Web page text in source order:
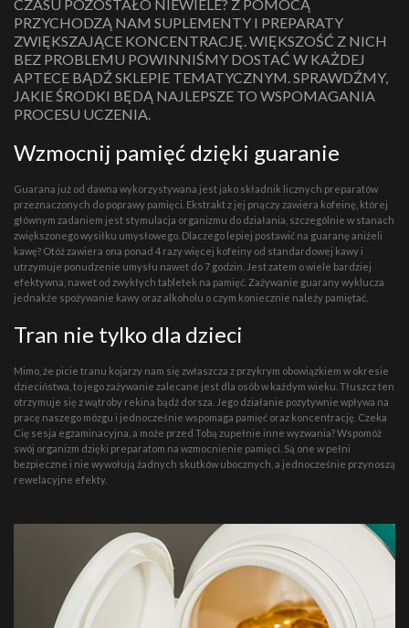
CZASU POZOSTAŁO NIEWIELE? Z POMOCĄ
PRZYCHODZĄ NAM SUPLEMENTY I PREPARATY
ZWIĘKSZAJĄCE KONCENTRACJĘ. WIĘKSZOŚĆ Z NICH
BEZ PROBLEMU POWINNIŚMY DOSTAĆ W KAŻDEJ
APTECE BĄDŹ SKLEPIE TEMATYCZNYM. SPRAWDŹMY,
JAKIE ŚRODKI BĘDĄ NAJLEPSZE TO WSPOMAGANIA
PROCESU UCZENIA.
Wzmocnij pamięć dzięki guaranie
Guarana już od dawna wykorzystywana jest jako składnik licznych preparatów
przeznaczonych do poprawy pamięci. Ekstrakt z jej pnączy zawiera kofeinę, której
głównym zadaniem jest stymulacja organizmu do działania, szczególnie w stanach
zwiększonego wysiłku umysłowego. Dlaczego lepiej postawić na guaranę aniżeli
kawę? Otóż zawiera ona ponad 4 razy więcej kofeiny od standardowej kawy i
utrzymuje ponudzenie umysłu nawet do 7 godzin. Jest zatem o wiele bardziej
efektywna, nawet od zwykłych tabletek na pamięć. Zażywanie guarany wyklucza
jednakże spożywanie kawy oraz alkoholu o czym koniecznie należy pamiętać.
Tran nie tylko dla dzieci
Mimo, że picie tranu kojarzy nam się zwłaszcza z przykrym obowiązkiem w okresie
dzieciństwa, to jego zażywanie zalecane jest dla osób w każdym wieku. Tłuszcz ten
otrzymuje się z wątroby rekina bądź dorsza. Jego działanie pozytywnie wpływa na
pracę naszego mózgu i jednocześnie wspomaga pamięć oraz koncentrację. Czeka
Cię sesja egzaminacyjna, a może przed Tobą zupełnie inne wyzwania? Wspomóż
swój organizm dzięki preparatom na wzmocnienie pamięci. Są one w pełni
bezpieczne i nie wywołują żadnych skutków ubocznych, a jednocześnie przynoszą
rewelacyjne efekty.